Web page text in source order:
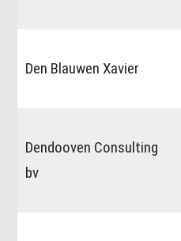
Den Blauwen Xavier
Dendooven Consulting
bv